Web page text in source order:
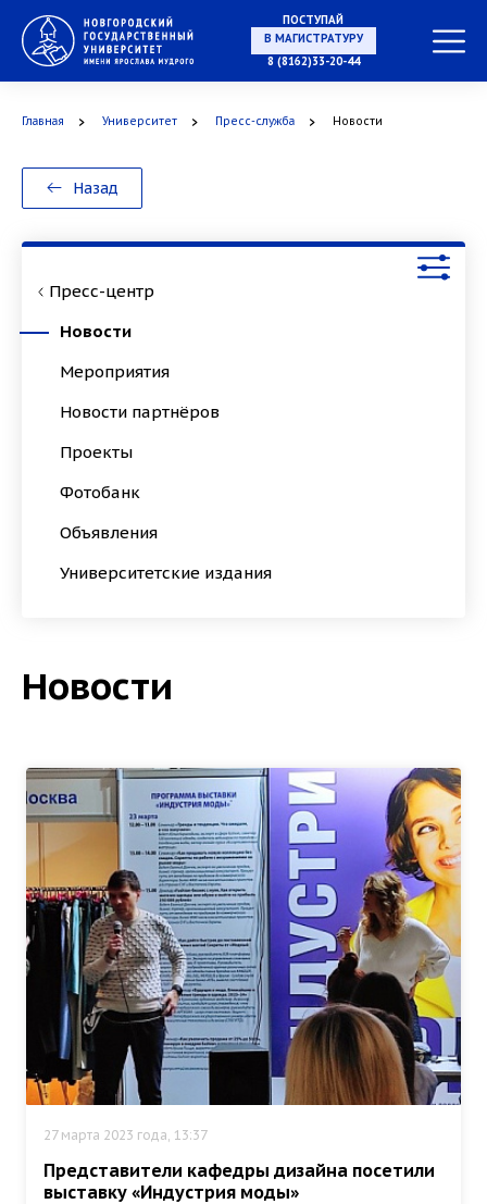
ПОСТУПАЙ
НА СПЕЦИАЛИТЕТ
8 (8162)33-20-44
Главная Университет Пресс-служба Новости
Назад
Пресс-центр
Новости
Мероприятия
Новости партнёров
Проекты
Фотобанк
Объявления
Университетские издания
Новости
27 марта 2023 года, 13:37
Представители кафедры дизайна посетили
выставку «Индустрия моды»